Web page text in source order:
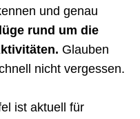
und genau
rund um die
Glauben
nicht vergessen.
ist aktuell für